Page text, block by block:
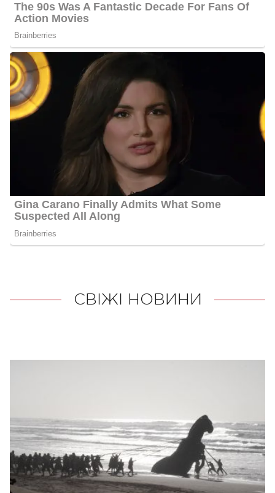
СВІЖІ НОВИНИ